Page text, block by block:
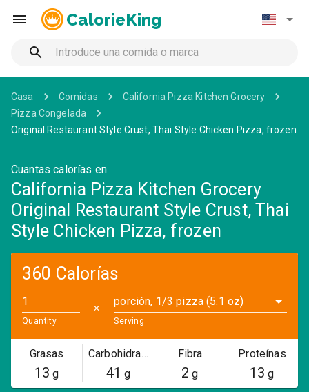
CalorieKing
Casa Comidas
California Pizza Kitchen Grocery
Pizza Congelada
Original Restaurant Style Crust, Thai Style Chicken Pizza, frozen
Cuantas calorías en
California Pizza Kitchen Grocery
Original Restaurant Style Crust, Thai
Style Chicken Pizza, frozen
360 Calorías
Quantity
✕
porción, 1/3 pizza (5.1 oz)
Serving
Grasas
13 g
Carbohidratos
41 g
Fibra
2 g
Proteínas
13 g